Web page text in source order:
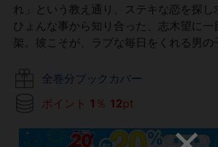
れ」という教え通り、ステキな恋を探し
ひょんな事から知り合った、志木望に一
架。彼こそが、ラブな毎日をくれる男の
全巻分ブックカバー
ポイント 1 ％ 12pt